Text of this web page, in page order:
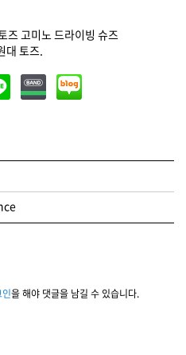
즈 고미노 드라이빙 슈즈
대 토즈.
을 해야 댓글을 남길 수 있습니다.